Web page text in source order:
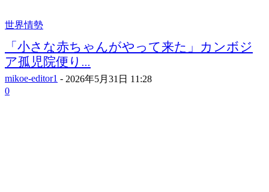
世界情勢
「小さな赤ちゃんがやって来た」カンボジ
ア孤児院便り...
mikoe-editor1 - 2026年5月31日 11:28
0